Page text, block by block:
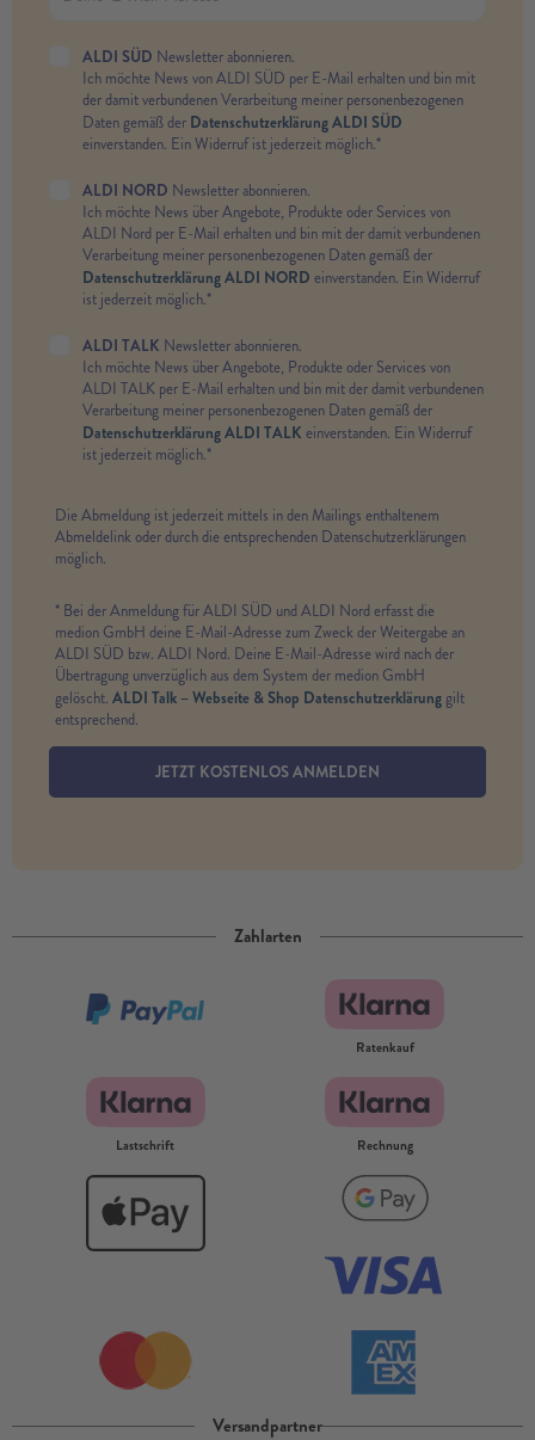
ALDI SÜD Newsletter abonnieren.
Ich möchte News von ALDI SÜD per E-Mail erhalten und bin mit
der damit verbundenen Verarbeitung meiner personenbezogenen
Daten gemäß der Datenschutzerklärung ALDI SÜD
einverstanden. Ein Widerruf ist jederzeit möglich.*
ALDI NORD Newsletter abonnieren.
Ich möchte News über Angebote, Produkte oder Services von
ALDI Nord per E-Mail erhalten und bin mit der damit verbundenen
Verarbeitung meiner personenbezogenen Daten gemäß der
Datenschutzerklärung ALDI NORD einverstanden. Ein Widerruf
ist jederzeit möglich.*
ALDI TALK Newsletter abonnieren.
Ich möchte News über Angebote, Produkte oder Services von
ALDI TALK per E-Mail erhalten und bin mit der damit verbundenen
Verarbeitung meiner personenbezogenen Daten gemäß der
Datenschutzerklärung ALDI TALK einverstanden. Ein Widerruf
ist jederzeit möglich.*
Die Abmeldung ist jederzeit mittels in den Mailings enthaltenem
Abmeldelink oder durch die entsprechenden Datenschutzerklärungen
möglich.
* Bei der Anmeldung für ALDI SÜD und ALDI Nord erfasst die
medion GmbH deine E-Mail-Adresse zum Zweck der Weitergabe an
ALDI SÜD bzw. ALDI Nord. Deine E-Mail-Adresse wird nach der
Übertragung unverzüglich aus dem System der medion GmbH
gelöscht. ALDI Talk – Webseite & Shop Datenschutzerklärunggilt
entsprechend.
JETZT KOSTENLOS ANMELDEN
Zahlarten
Ratenkauf
Lastschrift Rechnung
Versandpartner